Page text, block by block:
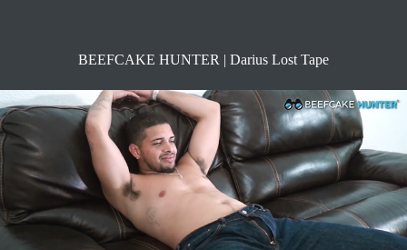
BEEFCAKE HUNTER | Darius Lost Tape